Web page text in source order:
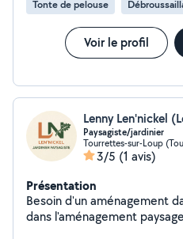
Tonte de pelouse
Voir le profil
Lenny Len'nickel
Paysagiste/jardinier
Tourrettes-sur-Loup
3/5 (1 avis)
Présentation
Besoin d'un aménagement
dans l'aménagement